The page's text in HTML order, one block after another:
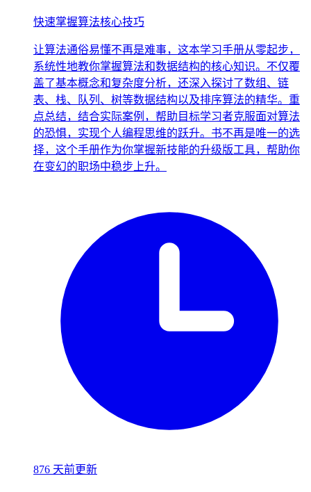
快速掌握算法核心技巧
让算法通俗易懂不再是难事，这本学习手册从零起步，
系统性地教你掌握算法和数据结构的核心知识。不仅覆
盖了基本概念和复杂度分析，还深入探讨了数组、链
表、栈、队列、树等数据结构以及排序算法的精华。重
点总结，结合实际案例，帮助目标学习者克服面对算法
的恐惧，实现个人编程思维的跃升。书不再是唯一的选
择，这个手册作为你掌握新技能的升级版工具，帮助你
在变幻的职场中稳步上升。
876 天前更新